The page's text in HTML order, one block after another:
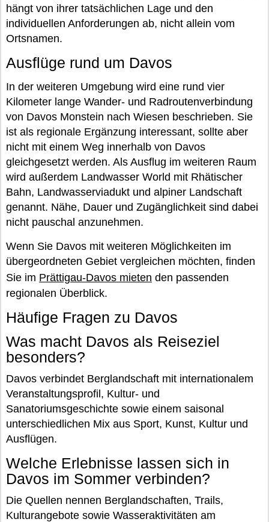
hängt von ihrer tatsächlichen Lage und den
individuellen Anforderungen ab, nicht allein vom
Ortsnamen.
Ausflüge rund um Davos
In der weiteren Umgebung wird eine rund vier
Kilometer lange Wander- und Radroutenverbindung
von Davos Monstein nach Wiesen beschrieben. Sie
ist als regionale Ergänzung interessant, sollte aber
nicht mit einem Weg innerhalb von Davos
gleichgesetzt werden. Als Ausflug im weiteren Raum
wird außerdem Landwasser World mit Rhätischer
Bahn, Landwasserviadukt und alpiner Landschaft
genannt. Nähe, Dauer und Zugänglichkeit sind dabei
nicht pauschal anzunehmen.
Wenn Sie Davos mit weiteren Möglichkeiten im
übergeordneten Gebiet vergleichen möchten, finden
Sie im Prättigau-Davos mieten den passenden
regionalen Überblick.
Häufige Fragen zu Davos
Was macht Davos als Reiseziel
besonders?
Davos verbindet Berglandschaft mit internationalem
Veranstaltungsprofil, Kultur- und
Sanatoriumsgeschichte sowie einem saisonal
unterschiedlichen Mix aus Sport, Kunst, Kultur und
Ausflügen.
Welche Erlebnisse lassen sich in
Davos im Sommer verbinden?
Die Quellen nennen Berglandschaften, Trails,
Kulturangebote sowie Wasseraktivitäten am